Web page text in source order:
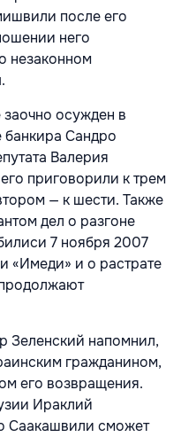
после его
него
незаконном
заочно осужден в
банкира Сандро
Валерия
приговорили к трем
— к шести. Также
дел о разгоне
7 ноября 2007
«Имеди» и о растрате
Зеленский напомнил,
гражданином,
его возвращения.
Ираклий
Саакашвили сможет